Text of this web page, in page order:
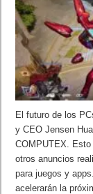
El futuro de los
y CEO Jensen
COMPUTEX.
otros anuncios
para juegos y
acelerarán la